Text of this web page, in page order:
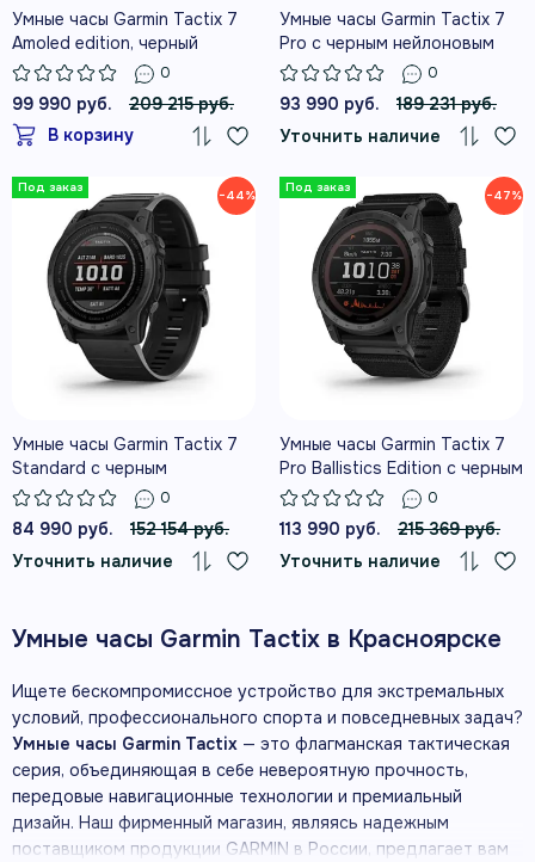
Умные часы Garmin Tactix 7
Amoled edition, черный
нейлоновый ремешок
0
99 990 руб.
209 215 руб.
В корзину
Умные часы Garmin Tactix 7
Pro с черным нейлоновым
ремешком
0
93 990 руб.
189 231 руб.
Уточнить наличие
−44%
Умные часы Garmin Tactix 7
Standard с черным
ремешком
0
84 990 руб.
152 154 руб.
Уточнить наличие
−47%
Умные часы Garmin Tactix 7
Pro Ballistics Edition с черным
нейлоновым ремешком
0
113 990 руб.
215 369 руб.
Уточнить наличие
Умные часы Garmin Tactix в Красноярске
Ищете бескомпромиссное устройство для экстремальных
условий, профессионального спорта и повседневных задач?
Умные часы Garmin Tactix — это флагманская тактическая
серия, объединяющая в себе невероятную прочность,
передовые навигационные технологии и премиальный
дизайн. Наш фирменный магазин, являясь надежным
поставщиком продукции GARMIN в России, предлагает вам